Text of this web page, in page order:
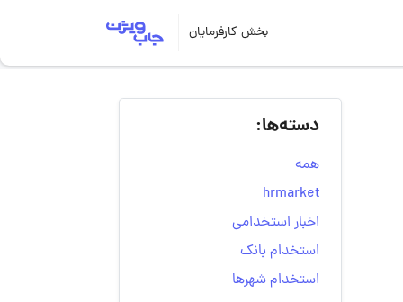
بخش کارفرمایان
دسته‌ها:
همه
hrmarket
اخبار استخدامی
استخدام بانک
استخدام شهرها